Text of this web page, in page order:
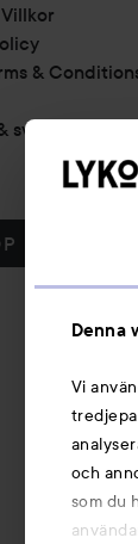
Denna
Vi
och
som du
&